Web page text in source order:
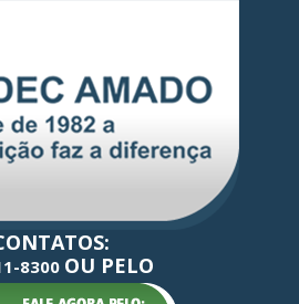
8300 OU PELO